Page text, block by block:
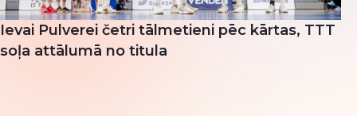
Ievai Pulverei četri tālmetieni pēc kārtas, TTT
soļa attālumā no titula